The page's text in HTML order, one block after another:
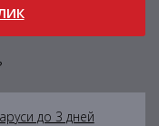
до 3 дней